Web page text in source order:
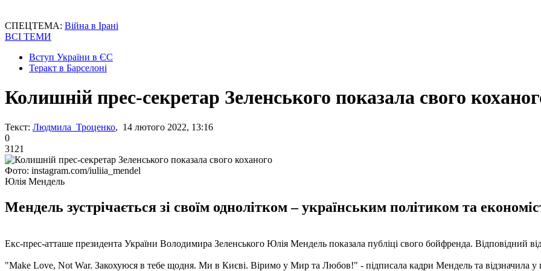
СПЕЦТЕМА: Війна в Ірані
ВСІ ТЕМИ
Вступ України в ЄС
Теракт в Барселоні
Колишній прес-секретар Зеленського показала свого
Текст: Людмила Троценко, 14 лютого 2022, 13:16
0
3121
Фото: instagram.com/iuliia_mendel
Юлія Мендель
Мендель зустрічається зі своїм однолітком – українським політиком та
Екс-прес-атташе президента України Володимира Зеленського Юлія Мендель показала публіці свого бойфренда. Відповідний
"Make Love, Not War. Закохуюся в тебе щодня. Ми в Києві. Віримо у Мир та Любов!" - підписала кадри Мендель та відзначила у